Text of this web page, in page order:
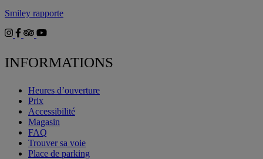
Smiley rapporte
INFORMATIONS
Heures d’ouverture
Prix
Accessibilité
Magasin
FAQ
Trouver sa voie
Place de parking